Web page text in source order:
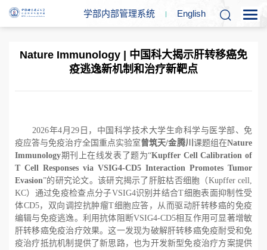
学部内部管理系统 English
Nature Immunology | 中国科大揭示肝转移癌免
疫逃逸新机制和治疗新靶点
2026年4月 29日，中国科学技术大学生命科学与医学部、免
疫应答与免疫治疗全国重点实验室曾筑天/金腾川 课题组在Nature
Immunology期刊上在线发表了题为“Kupffer Cell Calibration of
T Cell Responses via VSIG4-CD5 Interaction Promotes Tumor
Evasion”的研究论文。该研究揭示了肝脏枯否细胞（Kupffer cell,
KC）通过免疫检查点分子VSIG4识别并结合T细胞表面抑制性受
体CD5，双向调控抗肿瘤T细胞应答，从而驱动肝转移癌的免疫
编辑与免疫逃逸。利用抗体阻断VSIG4-CD5相互作用可显著增敏
肝转移癌免疫治疗效果。这一发现为破解肝转移癌免疫耐受和免
疫治疗抵抗机制提供了新思路，也为开发新型免疫治疗方案提供